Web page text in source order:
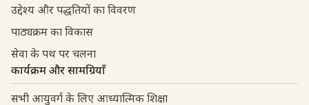
उद्देश्य और पद्धतियों का विवरण
पाठ्यक्रम का विकास
सेवा के पथ पर चलना
कार्यक्रम और सामग्रियाँ
सभी आयुवर्ग के लिए आध्यात्मिक शिक्षा